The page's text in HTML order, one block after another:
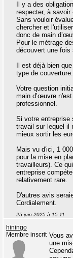
Il y a des
respecter, à savoir
Sans vouloir
chercher et
donc de main
Pour le métrage
découvert une fois
Il est déjà bien
type de couverture.
Votre question
main d’œuvre
professionnel.
Si votre entreprise
travail sur lequel il
mieux sortir les
Mais vu d'ici, 1
pour la mise en
travailleurs). Ce
entreprise
relativement rare.
D'autres avis
Cordialement.
25 juin 2025 à 15:11
hiningo
Membre inscrit Vous
une